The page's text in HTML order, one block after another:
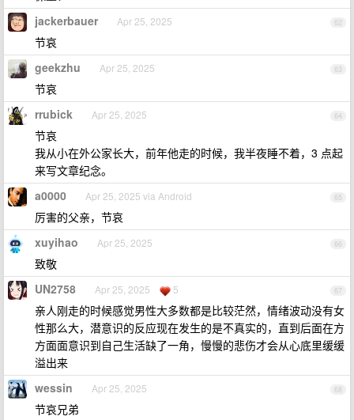
62
jackerbauer Apr 25, 2025
节哀
63
geekzhu Apr 25, 2025
节哀
64
rrubick Apr 25, 2025
节哀
我从小在外公家长大，前年他走的时候，我半夜睡不着，3 点起
来写文章纪念。
65
a0000 Apr 25, 2025 via Android
厉害的父亲，节哀
66
xuyihao Apr 25, 2025
致敬
67
UN2758 Apr 25, 2025 5
亲人刚走的时候感觉男性大多数都是比较茫然，情绪波动没有女
性那么大，潜意识的反应现在发生的是不真实的，直到后面在方
方面面意识到自己生活缺了一角，慢慢的悲伤才会从心底里缓缓
溢出来
68
wessin Apr 25, 2025
节哀兄弟